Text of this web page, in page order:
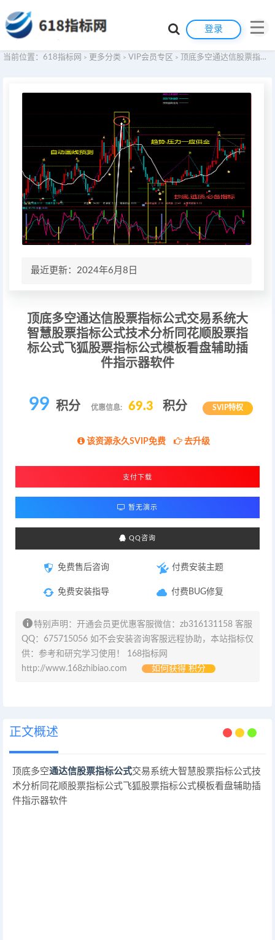
登录
当前位置： 618指标网 > 更多分类 > VIP会员专区 > 顶底多空通达信股票指标公式交易系统大智慧股票指标公式技术分析同花顺股票指标公式飞狐股票指标公式模板看盘辅助插件指示器软件
最近更新：2024年6月8日
顶底多空通达信股票指标公式交易系统大
智慧股票指标公式技术分析同花顺股票指
标公式飞狐股票指标公式模板看盘辅助插
件指示器软件
99 积分 优惠信息: 69.3 积分 SVIP特权
该资源永久SVIP免费 去升级
支付下载
暂无演示
QQ咨询
免费售后咨询
免费安装指导
付费安装主题
付费BUG修复
特别声明：开通会员更优惠客服微信：zb316131158 客服
QQ：675715056 如不会安装咨询客服远程协助，本站指标仅
供：参考和研究学习使用！ 168指标网
http://www.168zhibiao.com
如何获得 积分
正文概述
顶底多空通达信股票指标公式交易系统大智慧股票指标公式技
术分析同花顺股票指标公式飞狐股票指标公式模板看盘辅助插
件指示器软件